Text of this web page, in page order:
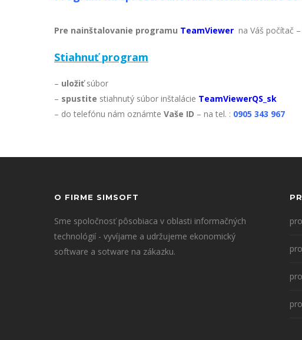
Pre nainštalovanie programu TeamViewer na Váš počítač
Stiahnuť program
– uložiťsúbor
– spustite stiahnutý súbor inštalácie TeamViewerQS_sk
– do telefónu nám oznámte Vaše ID – na tel. : 0905 343 967
O FIRME SIMSOFT
Sme spoločnosť pôsobiaca v oblasti informačných
technológií - vyvíjame a udržujeme ekonomický
software a sotware na zákazku.